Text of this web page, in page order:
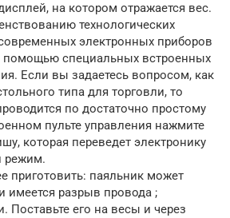
на котором отражается вес.
технологических
электронных приборов
помощью специальных встроенных
Если вы задаетесь вопросом, как
типа для торговли, то
по достаточно простому
пульте управления нажмите
которая переведет электронику
режим.
приготовить: паяльник может
имеется разрыв провода ;
Поставьте его на весы и через